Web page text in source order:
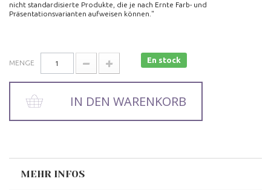
nicht standardisierte Produkte, die je nach Ernte Farb- und
Präsentationsvarianten aufweisen können."
MENGE En stock
IN DEN WARENKORB
MEHR INFOS